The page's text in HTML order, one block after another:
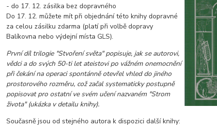
- do 17. 12. zásilka bez dopravného
Do 17. 12. můžete mít při objednání této knihy dopravné
za celou zásilku zdarma (platí při volbě dopravy
Balíkovna nebo výdejní místa GLS).
První díl trilogie "Stvoření světa" popisuje, jak se autorovi,
vědci a do svých 50-ti let ateistovi po vážném onemocnění
při čekání na operaci spontánně otevřel vhled do jiného
prostorového rozměru, což začal systematicky postupně
popisovat pro ostatní ve svém učení nazvaném "Strom
života" (ukázka v detailu knihy).
Současně jsou od stejného autora k dispozici další knihy: